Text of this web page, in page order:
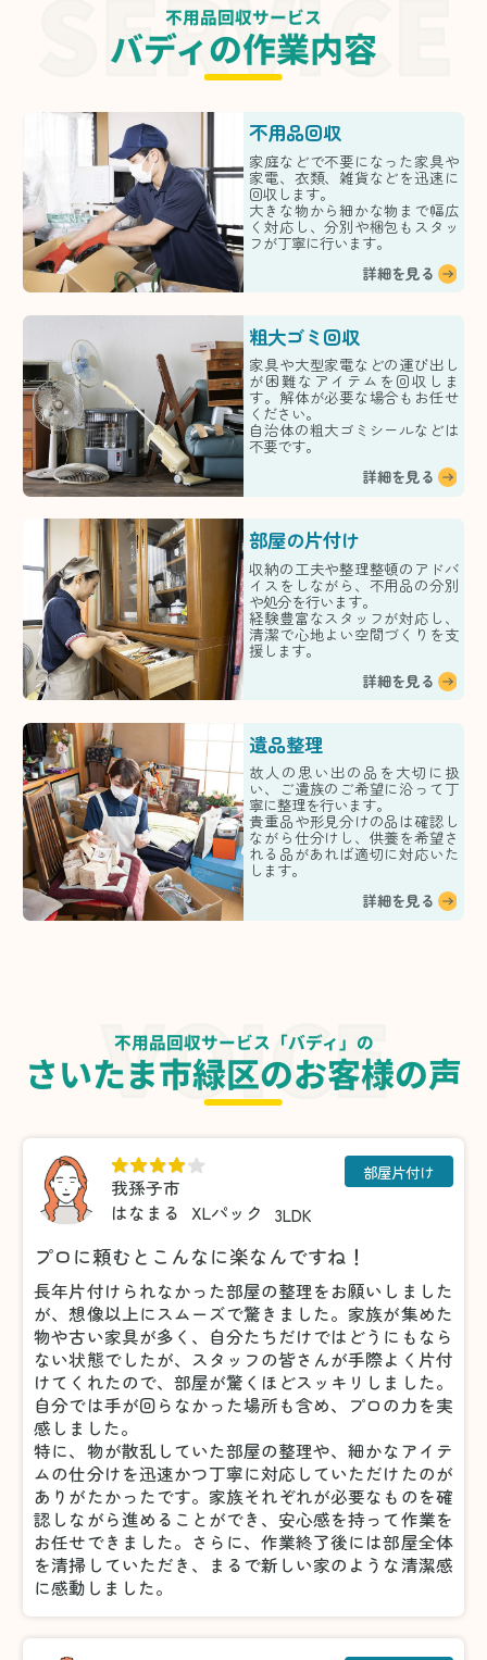
不用品回収サービス
バディの作業内容
不用品回収
家庭などで不要になった家具や
家電、衣類、雑貨などを迅速に
回収します。
大きな物から細かな物まで幅広
く対応し、分別や梱包もスタッ
フが丁寧に行います。
詳細を見る
粗大ゴミ回収
家具や大型家電などの運び出し
が困難なアイテムを回収しま
す。解体が必要な場合もお任せ
ください。
自治体の粗大ゴミシールなどは
不要です。
詳細を見る
部屋の片付け
収納の工夫や整理整頓のアドバ
イスをしながら、不用品の分別
や処分を行います。
経験豊富なスタッフが対応し、
清潔で心地よい空間づくりを支
援します。
詳細を見る
遺品整理
故人の思い出の品を大切に扱
い、ご遺族のご希望に沿って丁
寧に整理を行います。
貴重品や形見分けの品は確認し
ながら仕分けし、供養を希望さ
れる品があれば適切に対応いた
します。
詳細を見る
不用品回収サービス「バディ」の
さいたま市緑区のお客様の声
我孫子市
はなまる
XLパック 3LDK
部屋片付け
プロに頼むとこんなに楽なんですね！
長年片付けられなかった部屋の整理をお願いしました
が、想像以上にスムーズで驚きました。家族が集めた
物や古い家具が多く、自分たちだけではどうにもなら
ない状態でしたが、スタッフの皆さんが手際よく片付
けてくれたので、部屋が驚くほどスッキリしました。
自分では手が回らなかった場所も含め、プロの力を実
感しました。
特に、物が散乱していた部屋の整理や、細かなアイテ
ムの仕分けを迅速かつ丁寧に対応していただけたのが
ありがたかったです。家族それぞれが必要なものを確
認しながら進めることができ、安心感を持って作業を
お任せできました。さらに、作業終了後には部屋全体
を清掃していただき、まるで新しい家のような清潔感
に感動しました。